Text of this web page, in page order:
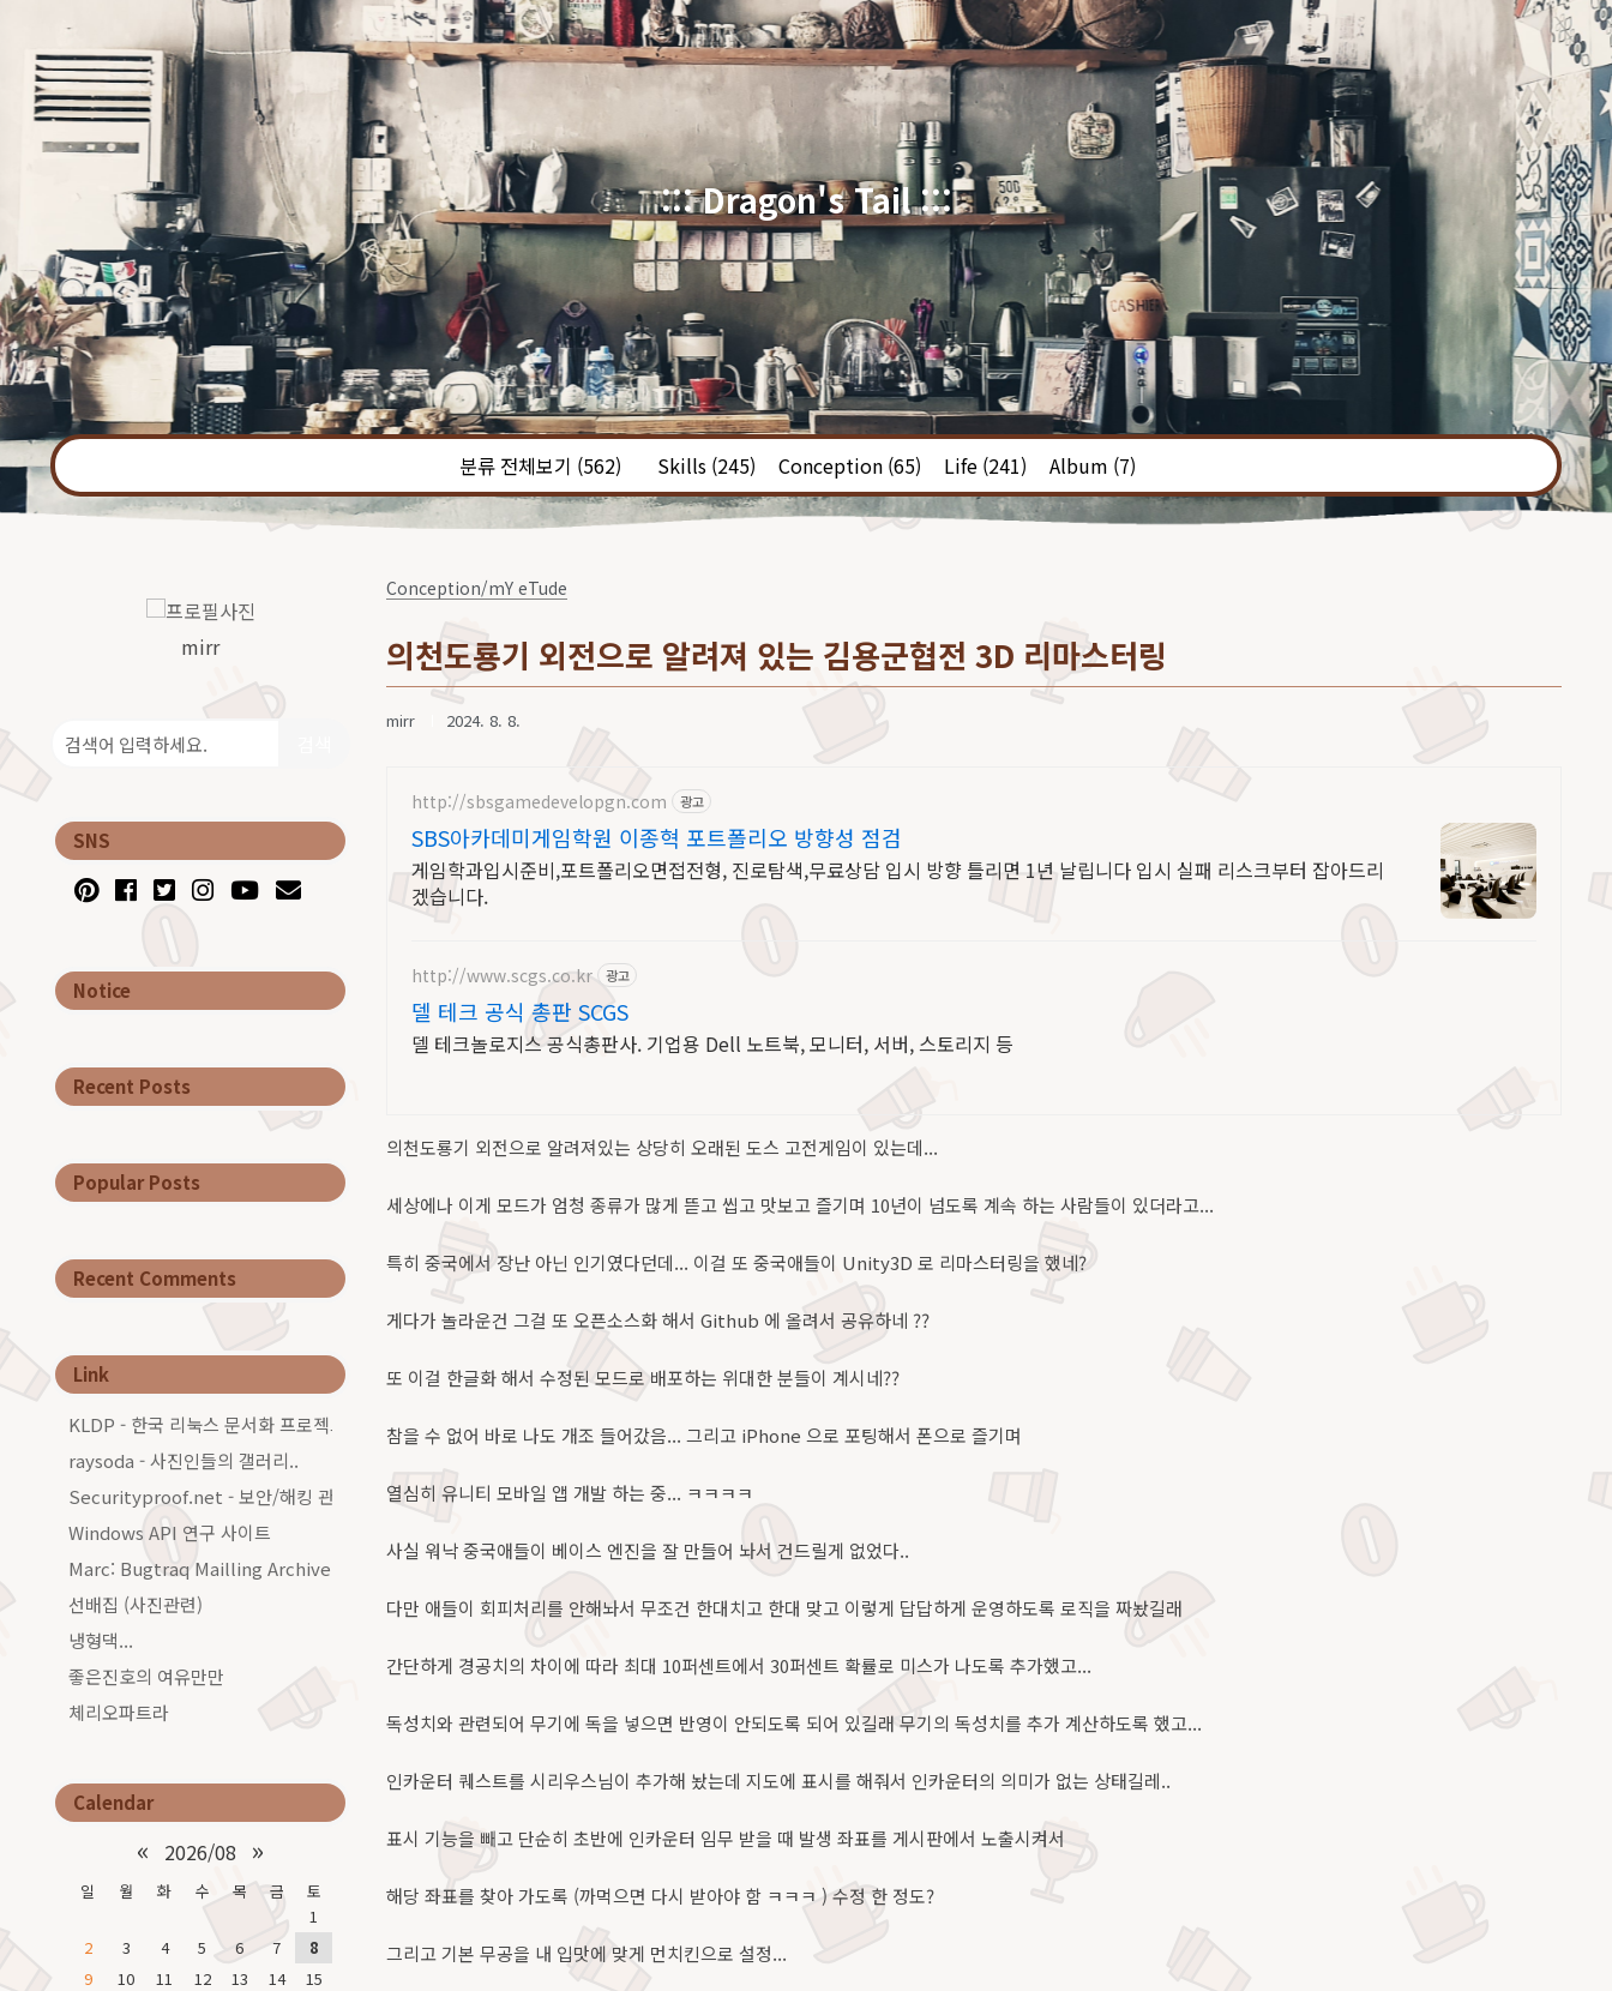
분류 전체보기 (562) Skills (245) Conception (65) Life (241) Album (7)
::: Dragon's Tail :::
mirr
SNS
Notice
Recent Posts
Popular Posts
Recent Comments
Link
KLDP - 한국 리눅스 문서화 프로젝트그룹
raysoda - 사진인들의 갤러리..
Securityproof.net - 보안/해킹 관련 커…
Windows API 연구 사이트
Marc: Bugtraq Mailling Archive…
선배집 (사진관련)
냉형댁...
좋은진호의 여유만만
체리오파트라
Calendar
« 2026/08 »
일 월 화 수 목 금
토
1
2
3 4 5 6 7
8
9
10 11 12 13 14
15
Conception/mY eTude
의천도룡기 외전으로 알려져 있는 김용군협전 3D 리마스터링
mirr 2024. 8. 8.
http://sbsgamedevelopgn.com 광고
SBS아카데미게임학원 이종혁 포트폴리오 방향성 점검
게임학과입시준비,포트폴리오면접전형, 진로탐색,무료상담 입시 방향 틀리면 1년 날립니다 입시 실패 리스크부터 잡아드리
겠습니다.
http://www.scgs.co.kr 광고
델 테크 공식 총판 SCGS
델 테크놀로지스 공식총판사. 기업용 Dell 노트북, 모니터, 서버, 스토리지 등
의천도룡기 외전으로 알려져있는 상당히 오래된 도스 고전게임이 있는데...
세상에나 이게 모드가 엄청 종류가 많게 뜯고 씹고 맛보고 즐기며 10년이 넘도록 계속 하는 사람들이 있더라고...
특히 중국에서 장난 아닌 인기였다던데... 이걸 또 중국애들이 Unity3D 로 리마스터링을 했네?
게다가 놀라운건 그걸 또 오픈소스화 해서 Github 에 올려서 공유하네 ??
또 이걸 한글화 해서 수정된 모드로 배포하는 위대한 분들이 계시네??
참을 수 없어 바로 나도 개조 들어갔음... 그리고 iPhone 으로 포팅해서 폰으로 즐기며
열심히 유니티 모바일 앱 개발 하는 중... ㅋㅋㅋㅋ
사실 워낙 중국애들이 베이스 엔진을 잘 만들어 놔서 건드릴게 없었다..
다만 애들이 회피처리를 안해놔서 무조건 한대치고 한대 맞고 이렇게 답답하게 운영하도록 로직을 짜놨길래
간단하게 경공치의 차이에 따라 최대 10퍼센트에서 30퍼센트 확률로 미스가 나도록 추가했고...
독성치와 관련되어 무기에 독을 넣으면 반영이 안되도록 되어 있길래 무기의 독성치를 추가 계산하도록 했고...
인카운터 퀘스트를 시리우스님이 추가해 놨는데 지도에 표시를 해줘서 인카운터의 의미가 없는 상태길레..
표시 기능을 빼고 단순히 초반에 인카운터 임무 받을 때 발생 좌표를 게시판에서 노출시켜서
해당 좌표를 찾아 가도록 (까먹으면 다시 받아야 함 ㅋㅋㅋ ) 수정 한 정도?
그리고 기본 무공을 내 입맛에 맞게 먼치킨으로 설정...